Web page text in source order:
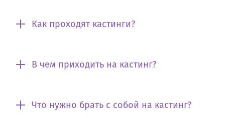
Как проходят кастинги?
В чем приходить на кастинг?
Что нужно брать с собой на кастинг?